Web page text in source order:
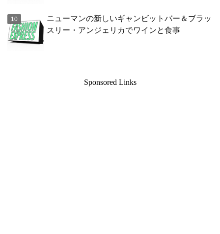
ニューマンの新しいギャンビットバー＆ブラッ
スリー・アンジェリカでワインと食事
Sponsored Links